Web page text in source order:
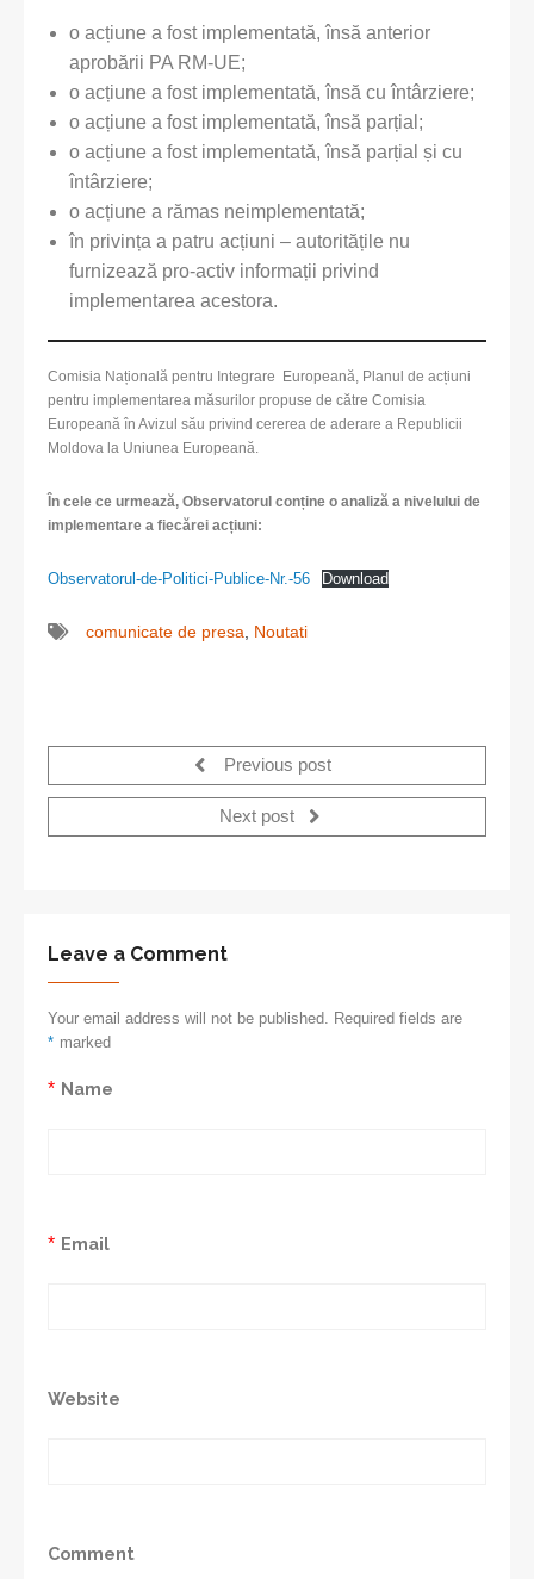
o acțiune a fost implementată, însă anterior
aprobării PA RM-UE;
o acțiune a fost implementată, însă cu întârziere;
o acțiune a fost implementată, însă parțial;
o acțiune a fost implementată, însă parțial și cu
întârziere;
o acțiune a rămas neimplementată;
în privința a patru acțiuni – autoritățile nu
furnizează pro-activ informații privind
implementarea acestora.
Comisia Națională pentru Integrare Europeană, Planul de acțiuni
pentru implementarea măsurilor propuse de către Comisia
Europeană în Avizul său privind cererea de aderare a Republicii
Moldova la Uniunea Europeană.
În cele ce urmează, Observatorul conține o analiză a nivelului de
implementare a fiecărei acțiuni:
Observatorul-de-Politici-Publice-Nr.-56 Download
comunicate de presa, Noutati
Previous post
Next post
Leave a Comment
Your email address will not be published. Required fields are
marked
*
Name
*
Email
*
Website
Comment